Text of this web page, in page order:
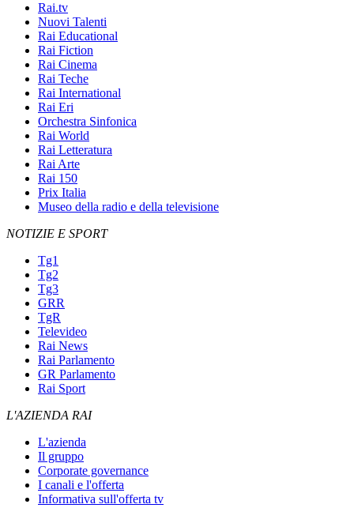
Rai.tv
Nuovi Talenti
Rai Educational
Rai Fiction
Rai Cinema
Rai Teche
Rai International
Rai Eri
Orchestra Sinfonica
Rai World
Rai Letteratura
Rai Arte
Rai 150
Prix Italia
Museo della radio e della televisione
NOTIZIE E SPORT
Tg1
Tg2
Tg3
GRR
TgR
Televideo
Rai News
Rai Parlamento
GR Parlamento
Rai Sport
L'AZIENDA RAI
L'azienda
Il gruppo
Corporate governance
I canali e l'offerta
Informativa sull'offerta tv